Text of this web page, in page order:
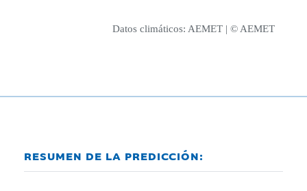
Datos climáticos: AEMET | © AEMET
RESUMEN DE LA PREDICCIÓN: